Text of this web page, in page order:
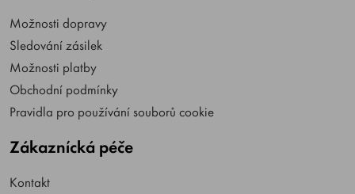
Možnosti dopravy
Sledování zásilek
Možnosti platby
Obchodní podmínky
Pravidla pro používání souborů cookie
Zákaznícká péče
Kontakt